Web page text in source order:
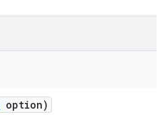
option)